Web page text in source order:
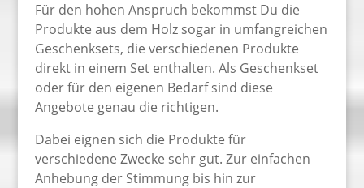
Für den hohen Anspruch bekommst Du die
Produkte aus dem Holz sogar in umfangreichen
Geschenksets, die verschiedenen Produkte
direkt in einem Set enthalten. Als Geschenkset
oder für den eigenen Bedarf sind diese
Angebote genau die richtigen.
Dabei eignen sich die Produkte für
verschiedene Zwecke sehr gut. Zur einfachen
Anhebung der Stimmung bis hin zur